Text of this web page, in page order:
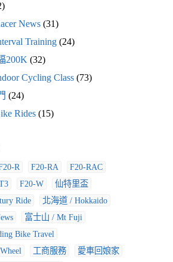
News(31)
Training(24)
200K(32)
Cycling Class(73)
(24)
Rides(15)
R F20-RA
F20-RAC
F20-W
仙特里盃
Ride
北海道 / Hokkaido
富士山 / Mt Fuji
Bike Travel
工商服務
愛車回娘家